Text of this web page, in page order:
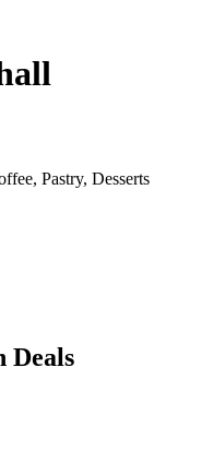
Pastry, Desserts
Deals